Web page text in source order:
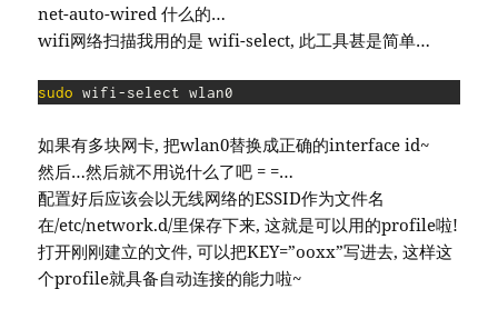
net-auto-wired 什么的…
wifi网络扫描我用的是 wifi-select, 此工具甚是简单…
sudo wifi-select wlan0
如果有多块网卡, 把wlan0替换成正确的interface id~
然后…然后就不用说什么了吧 = =…
配置好后应该会以无线网络的ESSID作为文件名
在/etc/network.d/里保存下来, 这就是可以用的profile啦!
打开刚刚建立的文件, 可以把KEY=”ooxx”写进去, 这样这
个profile就具备自动连接的能力啦~